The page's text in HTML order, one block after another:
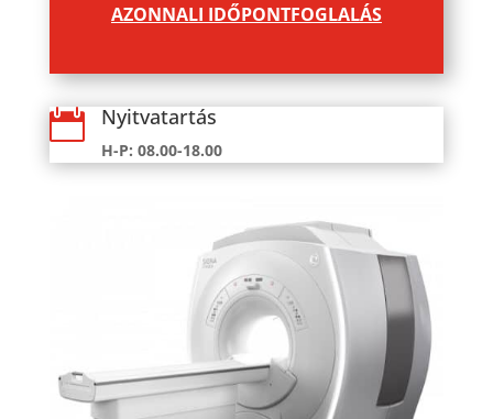
AZONNALI IDŐPONTFOGLALÁS
 Nyitvatartás
H-P: 08.00-18.00